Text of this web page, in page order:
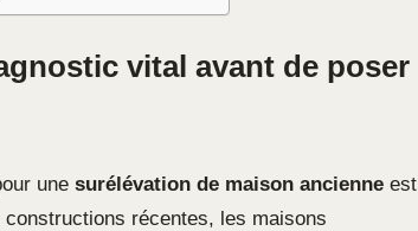
vital avant de poser
une surélévation de maison ancienne est
récentes, les maisons